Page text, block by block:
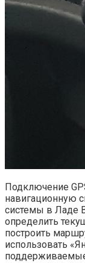
Подключение
навигационную
системы в Ладе
определить
построить
использовать